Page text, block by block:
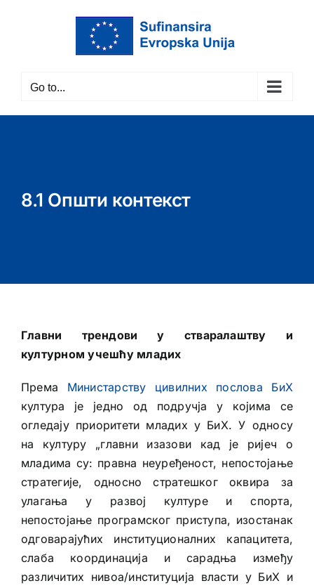
Go to...
8.1 Oпшти контекст
Главни трендови у стваралаштву и
културном учешћу младих
Према Министарству цивилних послова БиХ
култура је једно од подручја у којима се
огледају приоритети младих у БиХ. У односу
на културу „главни изазови кад је ријеч о
младима су: правна неуређеност, непостојање
стратегије, односно стратешког оквира за
улагања у развој културе и спорта,
непостојање програмског приступа, изостанак
одговарајућих институционалних капацитета,
слаба координација и сарадња између
различитих нивоа/институција власти у БиХ и